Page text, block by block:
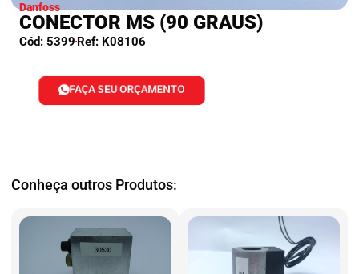
Danfoss
CONECTOR MS (90 GRAUS)
Cód: 5399 Ref: K08106
FAÇA SEU ORÇAMENTO
Conheça outros Produtos: